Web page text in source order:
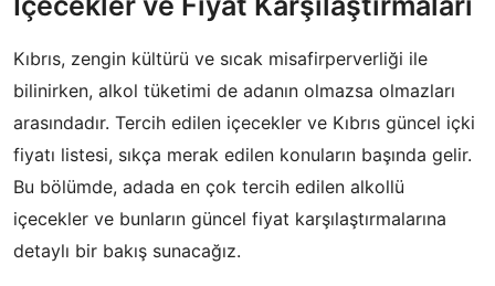
Kıbrıs, zengin kültürü ve sıcak misafirperverliği ile
bilinirken, alkol tüketimi de adanın olmazsa olmazları
arasındadır. Tercih edilen içecekler ve Kıbrıs güncel içki
fiyatı listesi, sıkça merak edilen konuların başında gelir.
Bu bölümde, adada en çok tercih edilen alkollü
içecekler ve bunların güncel fiyat karşılaştırmalarına
detaylı bir bakış sunacağız.